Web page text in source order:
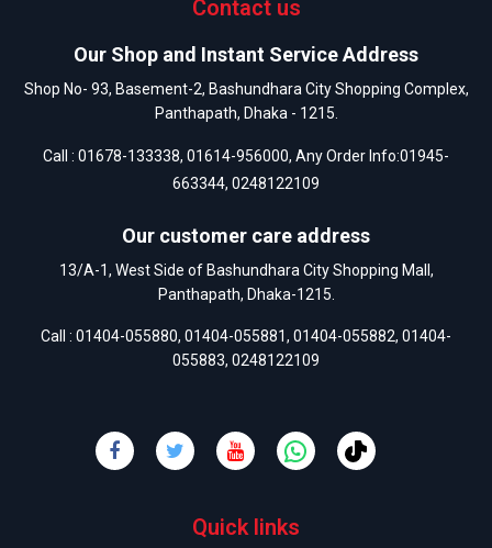
Contact us
Our Shop and Instant Service Address
Shop No- 93, Basement-2, Bashundhara City Shopping Complex,
Panthapath, Dhaka - 1215.
Call : 01678-133338, 01614-956000, Any Order Info:01945-
663344, 0248122109
Our customer care address
13/A-1, West Side of Bashundhara City Shopping Mall,
Panthapath, Dhaka-1215.
Call : 01404-055880, 01404-055881, 01404-055882, 01404-
055883, 0248122109
Quick links